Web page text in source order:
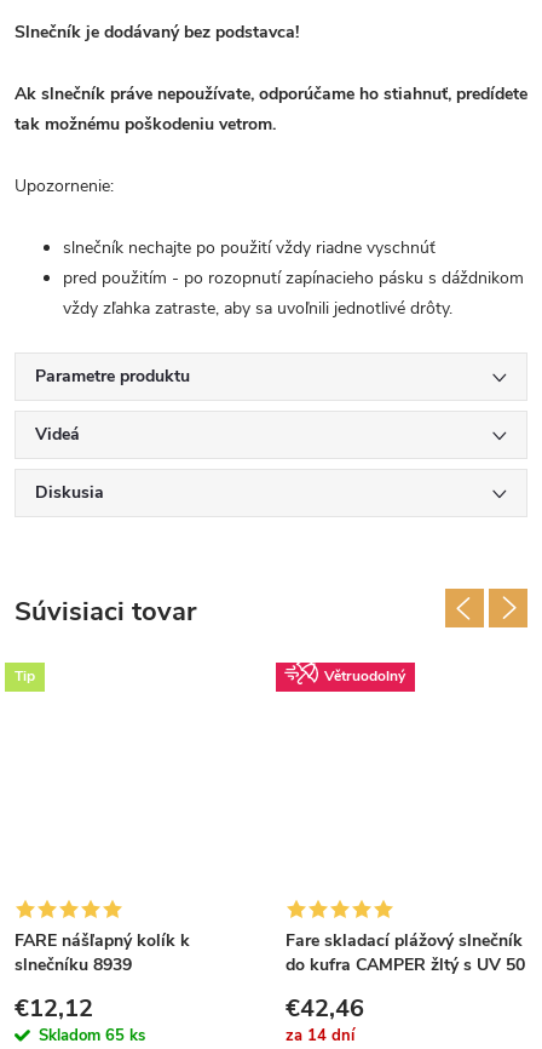
Slnečník je dodávaný bez podstavca!
Ak slnečník práve nepoužívate, odporúčame ho stiahnuť, predídete
tak možnému poškodeniu vetrom.
Upozornenie:
slnečník nechajte po použití vždy riadne vyschnúť
pred použitím - po rozopnutí zapínacieho pásku s dáždnikom
vždy zľahka zatraste, aby sa uvoľnili jednotlivé drôty.
Parametre produktu
Videá
Diskusia
Súvisiaci tovar
Tip
FARE nášľapný kolík k
slnečníku 8939
€12,12
Skladom 65 ks
Větruodolný
Fare skladací plážový slnečník
do kufra CAMPER žltý s UV 50
€42,46
za 14 dní